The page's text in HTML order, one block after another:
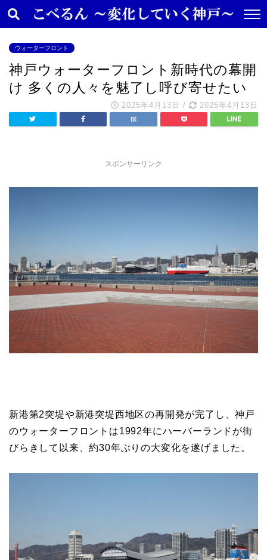
ウォーターフロント
神戸ウォーターフロント新時代の幕開
け 多くの人々を魅了し呼び寄せたい
2025年4月13日 / 2025年4月13日
スポンサーリンク
新港第2突堤や新港突堤西地区の再開発が完了し、神戸
のウォーターフロントは1992年にハーバーランドが街
びらきして以来、約30年ぶりの大変化を遂げました。